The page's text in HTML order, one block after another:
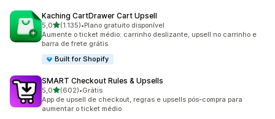
Kaching CartDrawer Cart Upsell
5,0de 5 estrelas
(1.135)
1135 avaliações ao todo
•Plano gratuito disponível
Aumente o ticket médio: carrinho deslizante, upsell no carrinho e
barra de frete grátis
Built for Shopify
SMART Checkout Rules & Upsells
5,0de 5 estrelas
(602)
602 avaliações ao todo
•Grátis
App de upsell de checkout, regras e upsells pós-compra para
aumentar o ticket médio